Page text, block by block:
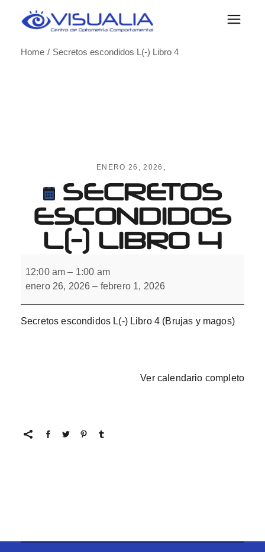
Home
Secretos escondidos L(-) Libro 4
ENERO 26, 2026
SECRETOS
ESCONDIDOS
L(-) LIBRO 4
escondidos
L(-)
Libro
12:00 am – 1:00 am
enero 26, 2026 – febrero 1, 2026
Secretos escondidos L(-) Libro 4 (Brujas y magos)
Ver calendario completo